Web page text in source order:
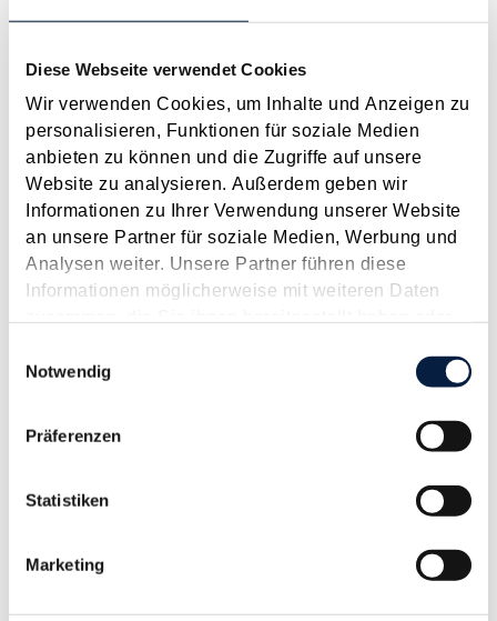
Diese Webseite verwendet Cookies
Wir verwenden Cookies, um Inhalte und Anzeigen zu
personalisieren, Funktionen für soziale Medien
anbieten zu können und die Zugriffe auf unsere
Website zu analysieren. Außerdem geben wir
Informationen zu Ihrer Verwendung unserer Website
an unsere Partner für soziale Medien, Werbung und
Analysen weiter. Unsere Partner führen diese
Informationen möglicherweise mit weiteren Daten
gesammelt haben.
Notwendig
Präferenzen
Statistiken
Marketing
2020
2019 2018
2017
AUG
SEP OKT NOV
Steuerliche Abzugsfähigkeit von Due-Diligence-
Juni 2017
In der KI 03/16 haben wir darüber berichtet, dass das BFG
Due-Diligence-Kosten , die vor dem Kauf einer Beteiligung
angefallen sind, als sofort abzugsfähige Betriebsausgaben
qualifiziert hat. Gegen diese Entscheidung hat die
Vorsteuerbeträgen . Österreichische Unternehmen, die davon